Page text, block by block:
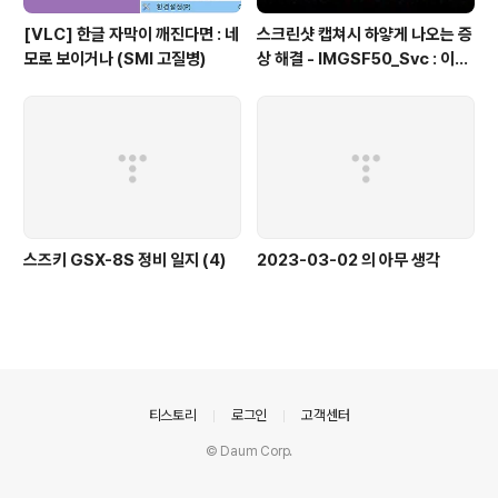
[VLC] 한글 자막이 깨진다면 : 네
모로 보이거나 (SMI 고질병)
스크린샷 캡쳐시 하얗게 나오는 증
상 해결 - IMGSF50_Svc : 이미
스즈키 GSX-8S 정비 일지 (4) 2023-03-02 의 아무 생각
티스토리 로그인 고객센터
© Daum Corp.